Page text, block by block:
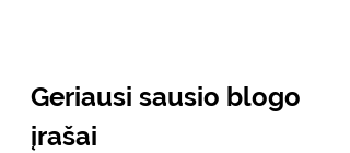
Geriausi sausio blogo
įrašai